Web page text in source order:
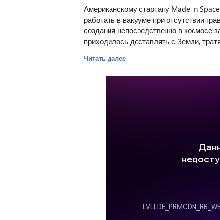
Американскому стартапу Made in
работать в вакууме при отсутствии
создания непосредственно в космосе
приходилось доставлять с Земли,
Читать далее